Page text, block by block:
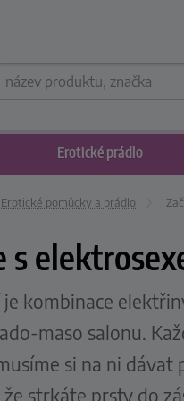
Erotické pomůcky a prádlo
s
kombinace
maso salonu.
si na ni dávat
strkáte prsty do
Erotické prádlo